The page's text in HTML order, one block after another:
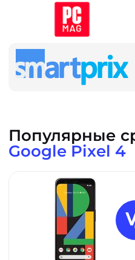
Популярные
Google Pixel 4